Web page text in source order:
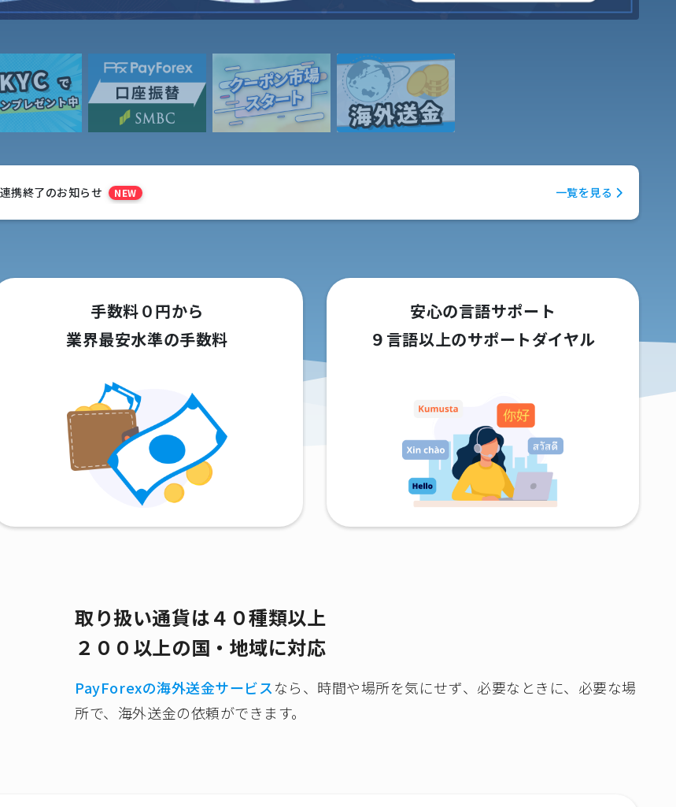
携終了のお知らせ NEW 一覧を見る
手数料０円から
業界最安水準の手数料
安心の言語サポート
９言語以上のサポートダイヤル
取り扱い通貨は４０種類以上
２００以上の国・地域に対応
PayForexの海外送金サービスなら、時間や場所を気にせず、必要なときに、必要な場
所で、海外送金の依頼ができます。